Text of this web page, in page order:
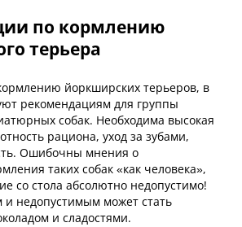
по кормлению
терьера
йоркширских терьеров, в
рекомендациям для группы
собак. Необходима высокая
рациона, уход за зубами,
Ошибочны мнения о
таких собак «как человека»,
со стола абсолютно недопустимо!
недопустимым может стать
и сладостями.